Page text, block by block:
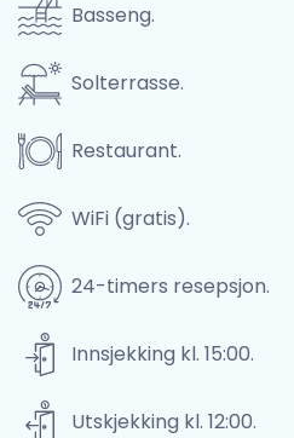
Basseng.
Solterrasse.
Restaurant.
WiFi (gratis).
24-timers resepsjon.
Innsjekking kl. 15:00.
Utskjekking kl. 12:00.